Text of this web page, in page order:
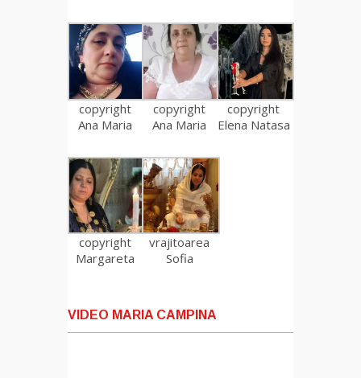
copyright
Ana Maria
copyright
Ana Maria
copyright
Elena Natasa
copyright
Margareta
vrajitoarea
Sofia
VIDEO MARIA CAMPINA